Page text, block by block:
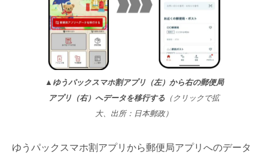
▲ゆうパックスマホ割アプリ（左）から右の郵便局
アプリ（右）へデータを移行する （クリックで拡
大、出所：日本郵政）
ゆうパックスマホ割アプリから郵便局アプリへのデータ